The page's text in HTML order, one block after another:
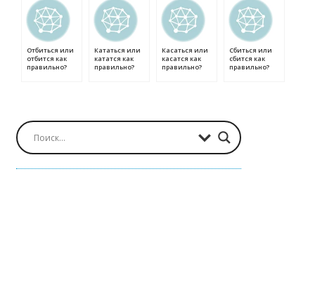
Отбиться или
отбится как
правильно?
Кататься или
кататся как
правильно?
Касаться или
касатся как
правильно?
Сбиться или
сбится как
правильно?